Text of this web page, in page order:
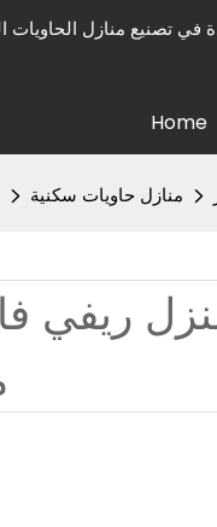
Home
منازل حاويات سكنية